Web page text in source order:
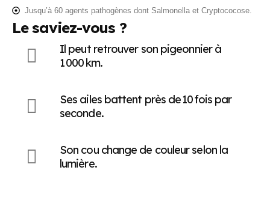
Jusqu’à 60 agents pathogènes dont Salmonella et Cryptococose.
Le saviez-vous ?
Il peut retrouver son pigeonnier à
1 000 km.
Ses ailes battent près de 10 fois par
seconde.
Son cou change de couleur selon la
lumière.